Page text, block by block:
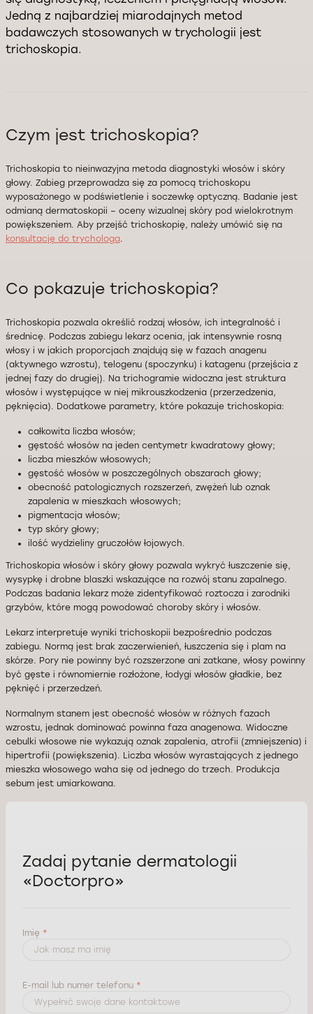
Jedną z najbardziej miarodajnych metod
badawczych stosowanych w trychologii jest
trichoskopia.
Czym jest trichoskopia?
Trichoskopia to nieinwazyjna metoda diagnostyki włosów i skóry
głowy. Zabieg przeprowadza się za pomocą trichoskopu
wyposażonego w podświetlenie i soczewkę optyczną. Badanie jest
odmianą dermatoskopii – oceny wizualnej skóry pod wielokrotnym
powiększeniem. Aby przejść trichoskopię, należy umówić się na
konsultację do trychologa.
Co pokazuje trichoskopia?
Trichoskopia pozwala określić rodzaj włosów, ich integralność i
średnicę. Podczas zabiegu lekarz ocenia, jak intensywnie rosną
włosy i w jakich proporcjach znajdują się w fazach anagenu
(aktywnego wzrostu), telogenu (spoczynku) i katagenu (przejścia z
jednej fazy do drugiej). Na trichogramie widoczna jest struktura
włosów i występujące w niej mikrouszkodzenia (przerzedzenia,
pęknięcia). Dodatkowe parametry, które pokazuje trichoskopia:
całkowita liczba włosów;
gęstość włosów na jeden centymetr kwadratowy głowy;
liczba mieszków włosowych;
gęstość włosów w poszczególnych obszarach głowy;
obecność patologicznych rozszerzeń, zwężeń lub oznak
zapalenia w mieszkach włosowych;
pigmentacja włosów;
typ skóry głowy;
ilość wydzieliny gruczołów łojowych.
Trichoskopia włosów i skóry głowy pozwala wykryć łuszczenie się,
wysypkę i drobne blaszki wskazujące na rozwój stanu zapalnego.
Podczas badania lekarz może zidentyfikować roztocza i zarodniki
grzybów, które mogą powodować choroby skóry i włosów.
Lekarz interpretuje wyniki trichoskopii bezpośrednio podczas
zabiegu. Normą jest brak zaczerwienień, łuszczenia się i plam na
skórze. Pory nie powinny być rozszerzone ani zatkane, włosy powinny
być gęste i równomiernie rozłożone, łodygi włosów gładkie, bez
pęknięć i przerzedzeń.
Normalnym stanem jest obecność włosów w różnych fazach
wzrostu, jednak dominować powinna faza anagenowa. Widoczne
cebulki włosowe nie wykazują oznak zapalenia, atrofii (zmniejszenia) i
hipertrofii (powiększenia). Liczba włosów wyrastających z jednego
mieszka włosowego waha się od jednego do trzech. Produkcja
sebum jest umiarkowana.
Zadaj pytanie dermatologii
«Doctorpro»
Imię *
E-mail lub numer telefonu *